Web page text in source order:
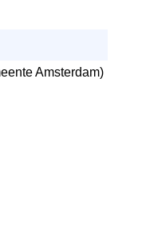
Amsterdam)